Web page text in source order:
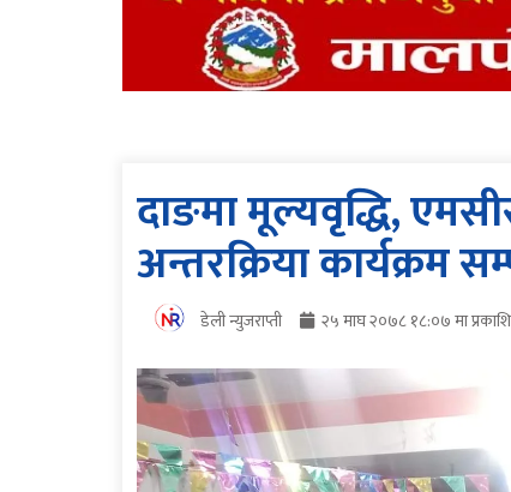
दाङमा मूल्यवृद्धि,
अन्तरक्रिया कार्यक्रम
डेली न्युजराप्ती २५ माघ २०७८ १८:०७ मा